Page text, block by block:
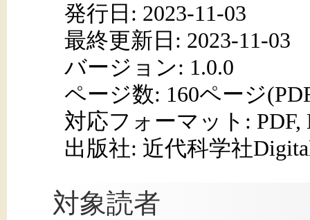
発行日: 2023-11-03
最終更新日: 2023-11-03
バージョン: 1.0.0
ページ数: 160ページ
対応フォーマット: PDF,
出版社: 近代科学社
対象読者